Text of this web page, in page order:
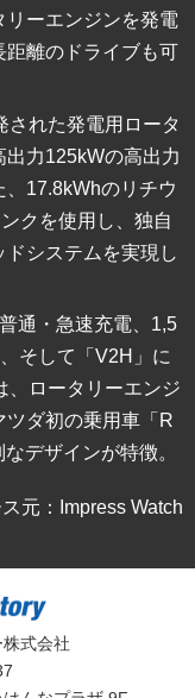
リーエンジンを発電
離のドライブも可
された発電用ロータ
力125kWの高出力
17.8kWhのリチウ
クを使用し、独自
システムを実現し
通・急速充電、1,5
そして「V2H」に
、ロータリーエンジ
ツダ初の乗用車「R
デザインが特徴。
元：Impress Watch
式会社